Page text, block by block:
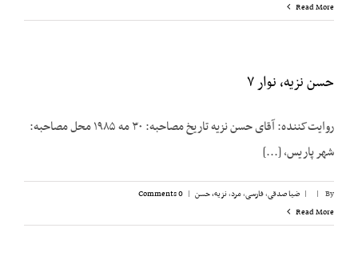
Read More
حسن نزیه، نوار ۷
روایت‌کننده: آقای حسن نزیه تاریخ مصاحبه: ۳۰ مه ۱۹۸۵ محل مصاحبه:
شهر پاریس، [...]
By
|
| ضیا صدقی,فارسی,مرد,نزیه، حسن |
0 Comments
Read More